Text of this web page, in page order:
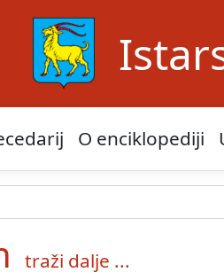
O enciklopediji
traži dalje ...